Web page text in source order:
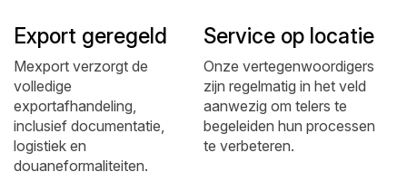
Export geregeld
Mexport verzorgt de
volledige
exportafhandeling,
inclusief documentatie,
logistiek en
douaneformaliteiten.
Service op locatie
Onze vertegenwoordigers
zijn regelmatig in het veld
aanwezig om telers te
begeleiden hun processen
te verbeteren.